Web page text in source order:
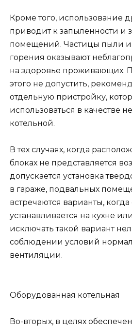
Кроме того, использование
приводит к запыленности и
помещений. Частицы пыли и
горения оказывают
на здоровье проживающих.
этого не допустить,
отдельную пристройку,
использоваться в качестве
котельной.
В тех случаях, когда
блоках не представляется
допускается установка
в гараже, подвальных
встречаются варианты,
устанавливается на кухне
исключать такой вариант
соблюдении условий
вентиляции.
Оборудованная котельная
Во-вторых, в целях